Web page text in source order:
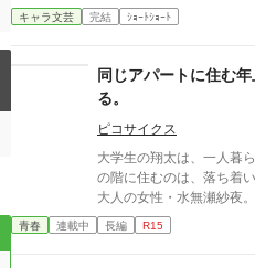
色々な病気を治療していくだ
素などは一切ありません。 密着病院24時！的な感じ
想像にお任せします。 ※泣く表現、痛い表現など嫌
いな方は読むのをお控え
知識はそこまで詳しくな
ださい。
キャラ文芸 完結 ｼｮｰﾄｼｮｰﾄ
同じアパートに住む
る。
ピコサイクス
大学生の翔太は、一人暮
の階に住むのは、落ち着
大人の女性・水無瀬紗夜
た瞬間、翔太は心を奪わ
バイト先のスーパーで再
青春 連載中 長編 R15